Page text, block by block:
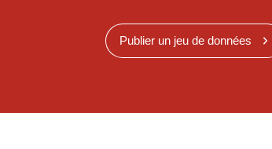
Publier un jeu de données